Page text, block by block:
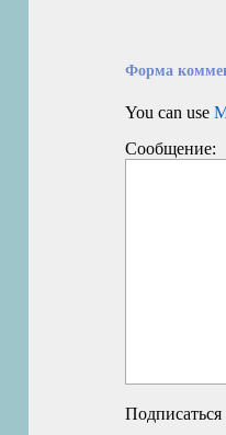
Форма
You can use
Сообщение: